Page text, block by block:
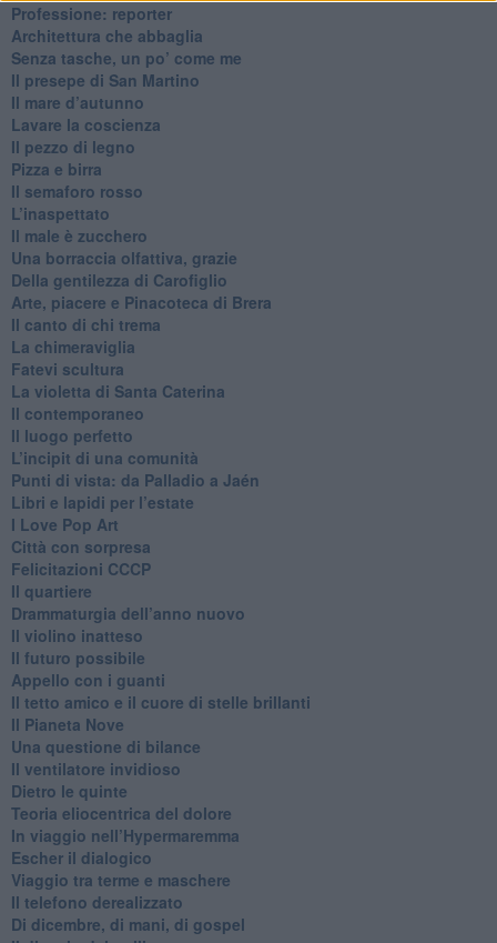
Professione: reporter
Architettura che abbaglia
​Senza tasche, un po’ come me
​Il presepe di San Martino
​Il mare d’autunno
​Lavare la coscienza
​Il pezzo di legno
​Pizza e birra
​Il semaforo rosso
​L’inaspettato
​Il male è zucchero
​Una borraccia olfattiva, grazie
​Della gentilezza di Carofiglio
Arte, piacere e Pinacoteca di Brera
​Il canto di chi trema
La chimeraviglia
​Fatevi scultura
​La violetta di Santa Caterina
​Il contemporaneo
​Il luogo perfetto
​L’incipit di una comunità
Punti di vista: da Palladio a Jaén
​Libri e lapidi per l’estate
​I Love Pop Art
Città con sorpresa
Felicitazioni CCCP
​Il quartiere
​Drammaturgia dell’anno nuovo
​Il violino inatteso
​Il futuro possibile
​Appello con i guanti
​Il tetto amico e il cuore di stelle brillanti
​Il Pianeta Nove
​Una questione di bilance
​Il ventilatore invidioso
​Dietro le quinte
​Teoria eliocentrica del dolore
In viaggio nell’Hypermaremma
​Escher il dialogico
​Viaggio tra terme e maschere
Il telefono derealizzato
​Di dicembre, di mani, di gospel